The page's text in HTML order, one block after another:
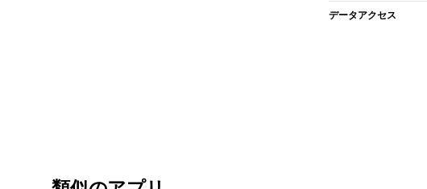
データアクセス